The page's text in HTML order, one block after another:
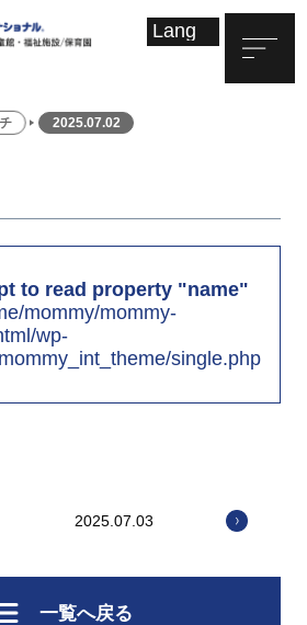
2025.07.02
to read property "name"
mommy/mommy-
wp-
single.php
2025.07.03
一覧へ戻る